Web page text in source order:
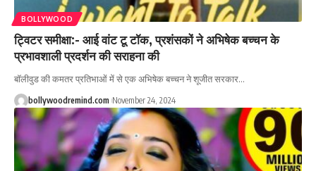
BOLLYWOOD
ट्विटर समीक्षा:- आई वांट टू टॉक, प्रशंसकों ने अभिषेक बच्चन के
प्रभावशाली प्रदर्शन की सराहना की
बॉलीवुड की कमतर प्रतिभाओं में से एक अभिषेक बच्चन ने शूजीत सरकार…
bollywoodremind.com November 24, 2024